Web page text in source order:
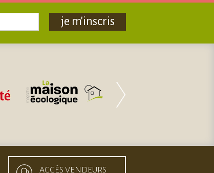
je m'inscris
ACCÈS VENDEURS